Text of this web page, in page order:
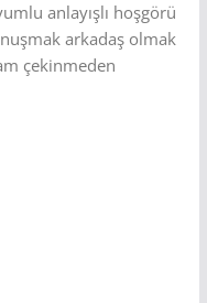
anlayışlı hoşgörü
arkadaş olmak
çekinmeden